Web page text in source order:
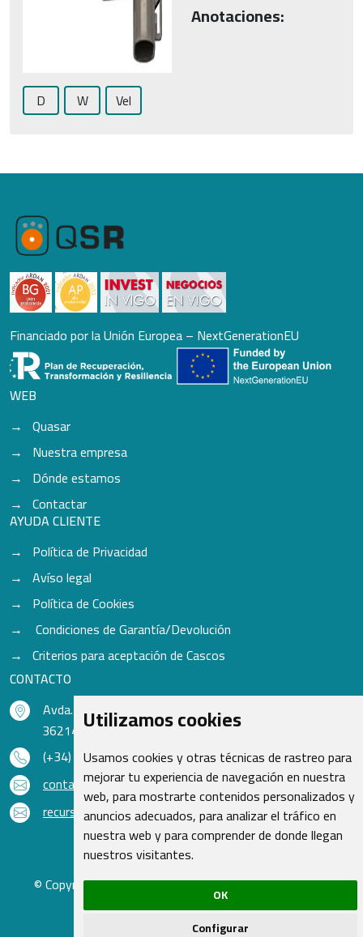
Utilizamos cookies
Usamos cookies y otras técnicas de rastreo para
mejorar tu experiencia de navegación en nuestra
web, para mostrarte contenidos personalizados y
anuncios adecuados, para analizar el tráfico en
nuestra web y para comprender de donde llegan
nuestros visitantes.
OK
Configurar
D W Vel
Anotaciones:
Financiado por la Unión Europea – NextGenerationEU
WEB
Quasar
Nuestra empresa
Dónde estamos
Contactar
AYUDA CLIENTE
Política de Privacidad
Avíso legal
Política de Cookies
Condiciones de Garantía/Devolución
Criterios para aceptación de Cascos
CONTACTO
Avda. do Freixo - Sardoma, 13
36214 Vigo - Pontevedra - España
(+34) 986 48 16 33
contacto@qsr.es
recursoshumanos@qsr.es
© Copyright 2026 - Recambios Quasar S.L. | Todos los
derechos reservados